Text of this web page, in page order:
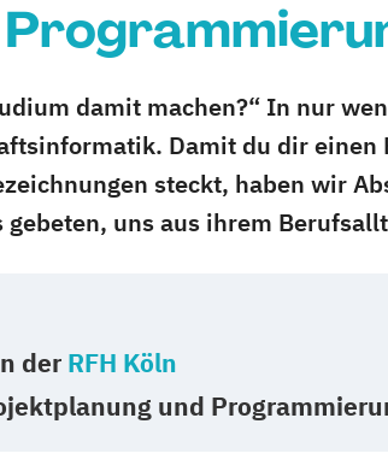
damit machen?“ In nur
Damit du dir einen
steckt, haben wir
uns aus ihrem
der RFH Köln
und